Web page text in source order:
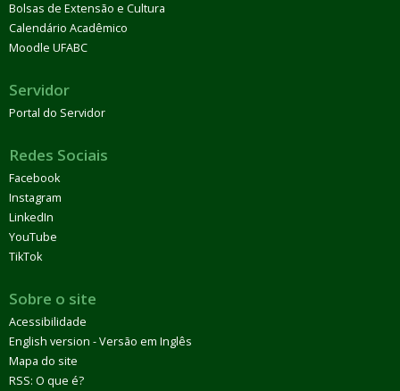
Bolsas de Extensão e Cultura
Calendário Acadêmico
Moodle UFABC
Servidor
Portal do Servidor
Redes Sociais
Facebook
Instagram
LinkedIn
YouTube
TikTok
Sobre o site
Acessibilidade
English version - Versão em Inglês
Mapa do site
RSS: O que é?